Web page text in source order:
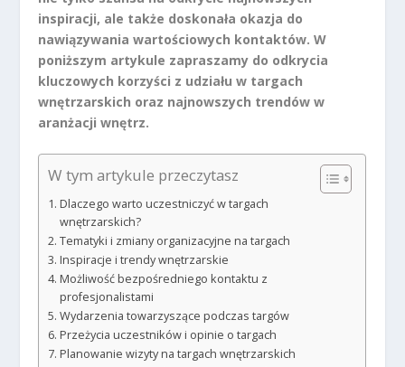
inspiracji, ale także doskonała okazja do
nawiązywania wartościowych kontaktów. W
poniższym artykule zapraszamy do odkrycia
kluczowych korzyści z udziału w targach
wnętrzarskich oraz najnowszych trendów w
aranżacji wnętrz.
W tym artykule przeczytasz
Dlaczego warto uczestniczyć w targach
wnętrzarskich?
Tematyki i zmiany organizacyjne na targach
Inspiracje i trendy wnętrzarskie
Możliwość bezpośredniego kontaktu z
profesjonalistami
Wydarzenia towarzyszące podczas targów
Przeżycia uczestników i opinie o targach
Planowanie wizyty na targach wnętrzarskich